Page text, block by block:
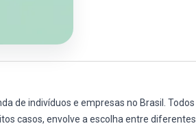
de indivíduos e empresas no Brasil. Todos
casos, envolve a escolha entre diferentes